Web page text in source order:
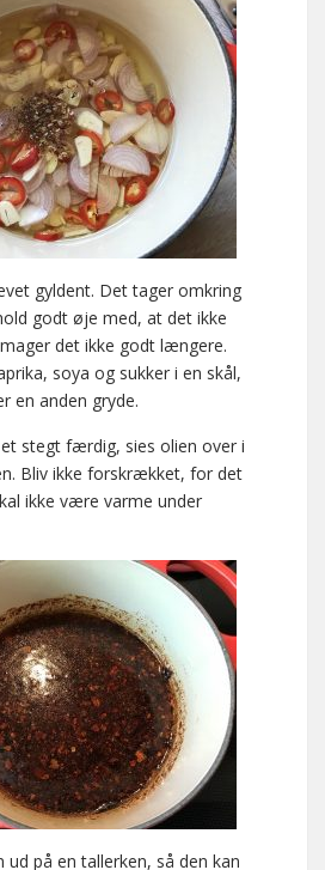
gyldent. Det tager omkring
godt øje med, at det ikke
det ikke godt længere.
soya og sukker i en skål,
en anden gryde.
stegt færdig, sies olien over i
Bliv ikke forskrækket, for det
ikke være varme under
ud på en tallerken, så den kan